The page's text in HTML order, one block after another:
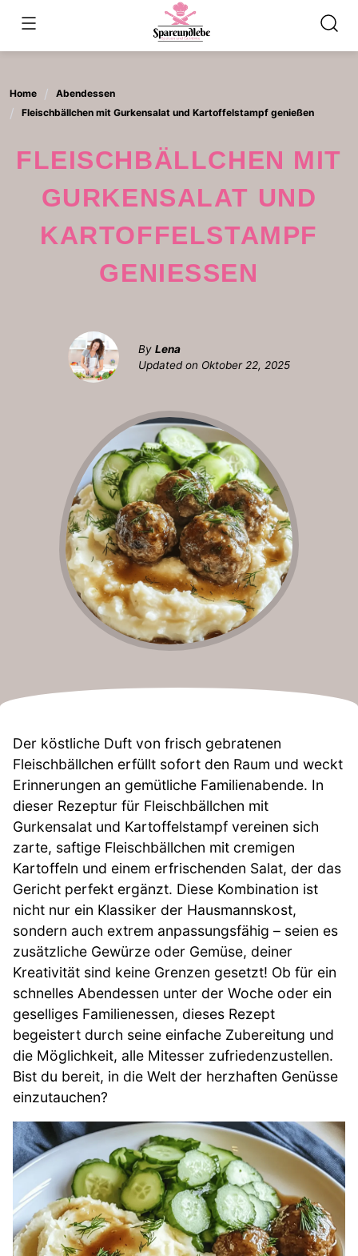
content
Home
Abendessen
Fleischbällchen mit Gurkensalat und Kartoffelstampf genießen
FLEISCHBÄLLCHEN MIT
GURKENSALAT UND
KARTOFFELSTAMPF
GENIESSEN
By Lena
Updated on Oktober 22, 2025
Der köstliche Duft von frisch gebratenen
Fleischbällchen erfüllt sofort den Raum und weckt
Erinnerungen an gemütliche Familienabende. In
dieser Rezeptur für Fleischbällchen mit
Gurkensalat und Kartoffelstampf vereinen sich
zarte, saftige Fleischbällchen mit cremigen
Kartoffeln und einem erfrischenden Salat, der das
Gericht perfekt ergänzt. Diese Kombination ist
nicht nur ein Klassiker der Hausmannskost,
sondern auch extrem anpassungsfähig – seien es
zusätzliche Gewürze oder Gemüse, deiner
Kreativität sind keine Grenzen gesetzt! Ob für ein
schnelles Abendessen unter der Woche oder ein
geselliges Familienessen, dieses Rezept
begeistert durch seine einfache Zubereitung und
die Möglichkeit, alle Mitesser zufriedenzustellen.
Bist du bereit, in die Welt der herzhaften Genüsse
einzutauchen?